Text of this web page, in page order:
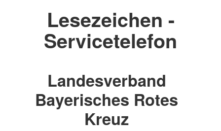
Lesezeichen -
Servicetelefon
Landesverband
Bayerisches Rotes
Kreuz